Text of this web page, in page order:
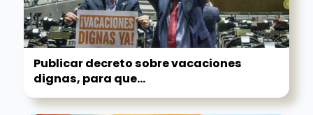
Publicar decreto sobre vacaciones
dignas, para que...